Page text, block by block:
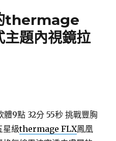
thermage
題內視鏡拉
體9點 32分 55秒 挑戰豐胸
星級thermage FLX鳳凰